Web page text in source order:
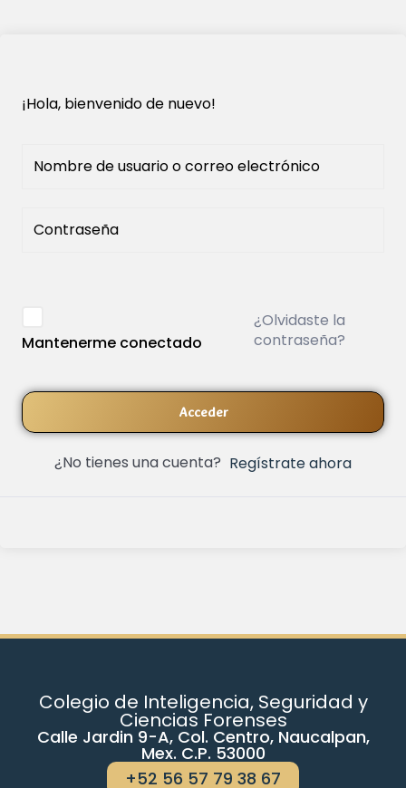
¡Hola, bienvenido de nuevo!
Mantenerme conectado
¿Olvidaste la
contraseña?
Acceder
¿No tienes una cuenta? Regístrate ahora
Colegio de Inteligencia, Seguridad y
Ciencias Forenses
Calle Jardin 9-A, Col. Centro, Naucalpan,
Mex. C.P. 53000
+52 56 57 79 38 67